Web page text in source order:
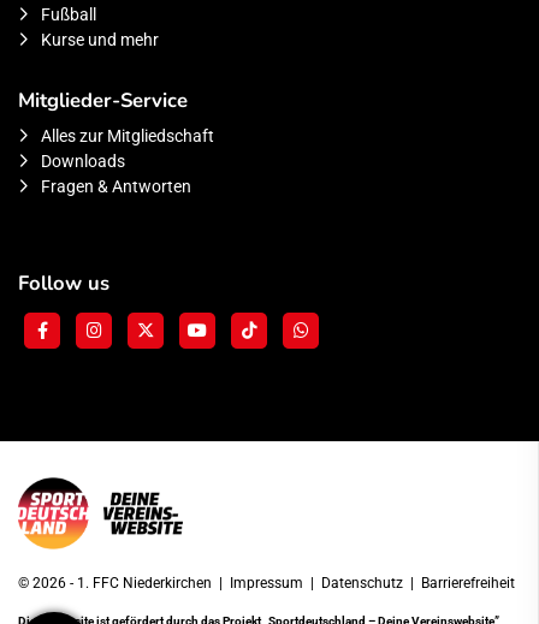
Fußball
Kurse und mehr
Mitglieder-Service
Alles zur Mitgliedschaft
Downloads
Fragen & Antworten
Follow us
© 2026 - 1. FFC Niederkirchen | Impressum Datenschutz Barrierefreiheit